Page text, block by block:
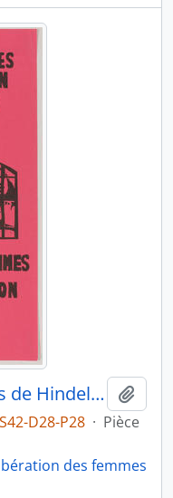
Vive la lutte des détenues de Hindelbank
D28-P28 · Pièce
des femmes